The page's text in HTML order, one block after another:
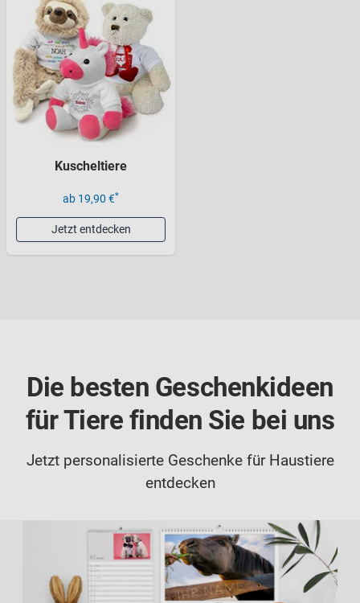
Kuscheltiere
ab 19,90 €*
Jetzt entdecken
Die besten Geschenkideen
für Tiere finden Sie bei uns
Jetzt personalisierte Geschenke für Haustiere
entdecken